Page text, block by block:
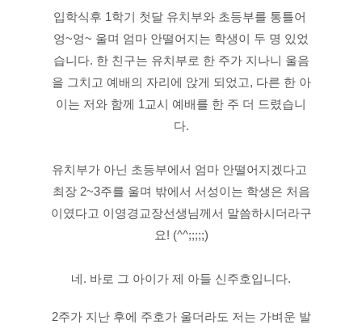
입학식후 1학기 첫달 유치부와 초등부를 통틀어
엉~엉~ 울며 엄마 안떨어지는 학생이 두 명 있었
습니다. 한 친구는 유치부로 한 주가 지나니 울음
을 그치고 예배의 자리에 앉게 되었고, 다른 한 아
이는 저와 함께 1교시 예배를 한 주 더 드렸습니
다.
유치부가 아닌 초등부에서 엄마 안떨어지겠다고
최장 2~3주를 울며 밖에서 서성이는 학생은 처음
이였다고 이영경교장선생님께서 말씀하시더라구
요! (^^;;;;;)
네. 바로 그 아이가 제 아들 신주호입니다.
2주가 지난 후에 주호가 울더라도 저는 가벼운 발